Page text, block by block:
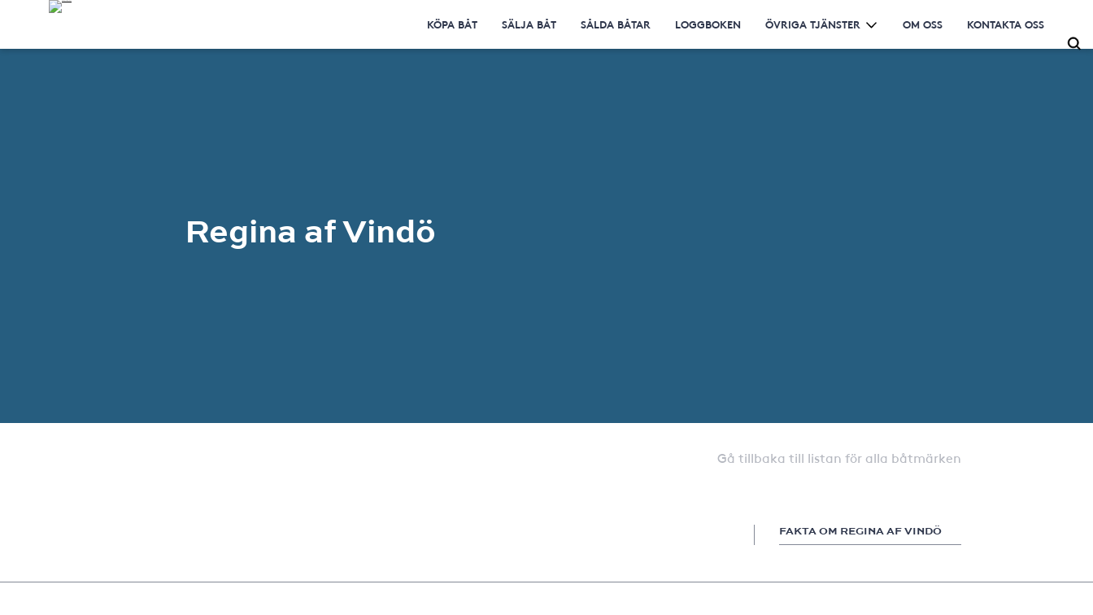
KÖPA BÅT SÄLJA BÅT SÅLDA BÅTAR LOGGBOKEN ÖVRIGA TJÄNSTER OM OSS KONTAKTA OSS
Regina af Vindö
Gå tillbaka till listan för alla båtmärken
FAKTA OM REGINA AF VINDÖ